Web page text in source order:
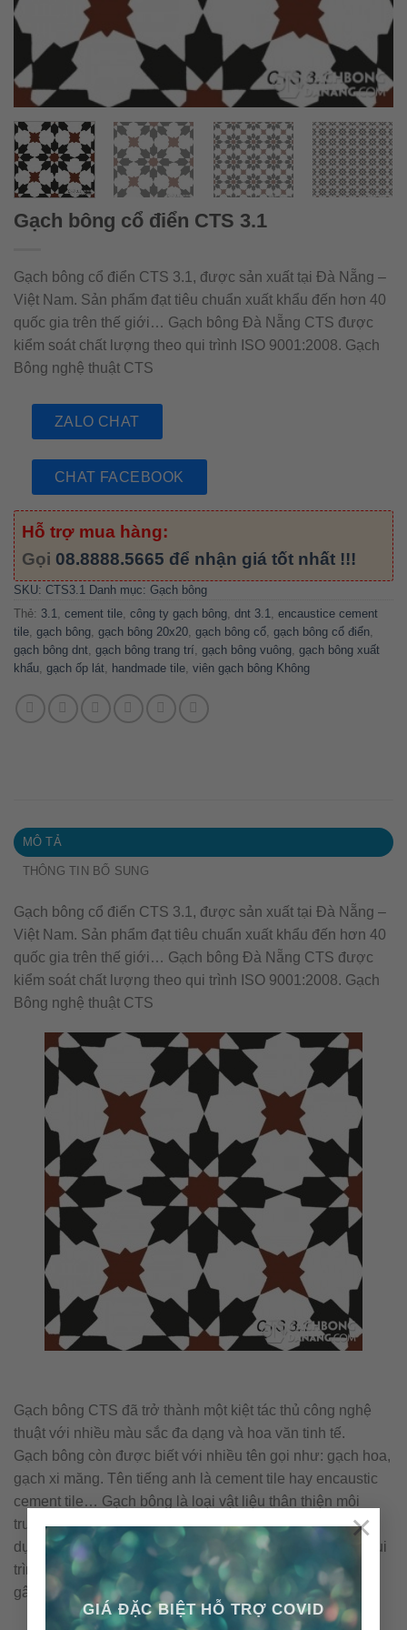
GIÁ ĐẶC BIỆT HỖ TRỢ COVID
×
Gạch bông cổ điển CTS 3.1
Gạch bông cổ điển CTS 3.1, được sản xuất tại Đà Nẵng –
Việt Nam. Sản phẩm đạt tiêu chuẩn xuất khẩu đến hơn 40
quốc gia trên thế giới… Gạch bông Đà Nẵng CTS được
kiểm soát chất lượng theo qui trình ISO 9001:2008. Gạch
Bông nghệ thuật CTS
ZALO CHAT
CHAT FACEBOOK
Hỗ trợ mua hàng:
Gọi 08.8888.5665 để nhận giá tốt nhất !!!
SKU: CTS3.1 Danh mục: Gạch bông
Thẻ: 3.1 cement tile công ty gạch bông dnt 3.1
encaustice cement
tile gạch bông gạch bông 20x20 gạch bông cổ gạch bông cổ điển
gạch bông dnt gạch bông trang trí gạch bông vuông gạch bông xuất
khẩu gạch ốp lát handmade tile viên gạch bông Không
MÔ TẢ
THÔNG TIN BỔ SUNG
Gạch bông cổ điển CTS 3.1, được sản xuất tại Đà Nẵng –
Việt Nam. Sản phẩm đạt tiêu chuẩn xuất khẩu đến hơn 40
quốc gia trên thế giới… Gạch bông Đà Nẵng CTS được
kiểm soát chất lượng theo qui trình ISO 9001:2008. Gạch
Bông nghệ thuật CTS
Gạch bông CTS đã trở thành một kiệt tác thủ công nghệ
thuật với nhiều màu sắc đa dạng và hoa văn tinh tế.
Gạch bông còn được biết với nhiều tên gọi như: gạch hoa,
gạch xi măng. Tên tiếng anh là cement tile hay encaustic
cement tile… Gạch bông là loại vật liệu thân thiện môi
trường với những nguyên vật liệu tự nhiên và không sử
dụng nhiên liệu đốt trong quá trình sản xuất. Cấu tạo & qui
trình nên viên gạch bông được sản xuất thủ công không
gây ra ô nhiễm môi trường.